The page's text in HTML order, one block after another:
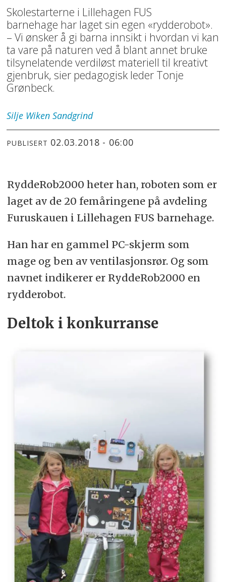
Skolestarterne i Lillehagen FUS
barnehage har laget sin egen «rydderobot».
– Vi ønsker å gi barna innsikt i hvordan vi kan
ta vare på naturen ved å blant annet bruke
tilsynelatende verdiløst materiell til kreativt
gjenbruk, sier pedagogisk leder Tonje
Grønbeck.
Silje Wiken Sandgrind
PUBLISERT 02.03.2018 - 06:00
RyddeRob2000 heter han, roboten som er
laget av de 20 femåringene på avdeling
Furuskauen i Lillehagen FUS barnehage.
Han har en gammel PC-skjerm som
mage og ben av ventilasjonsrør. Og som
navnet indikerer er RyddeRob2000 en
rydderobot.
Deltok i konkurranse